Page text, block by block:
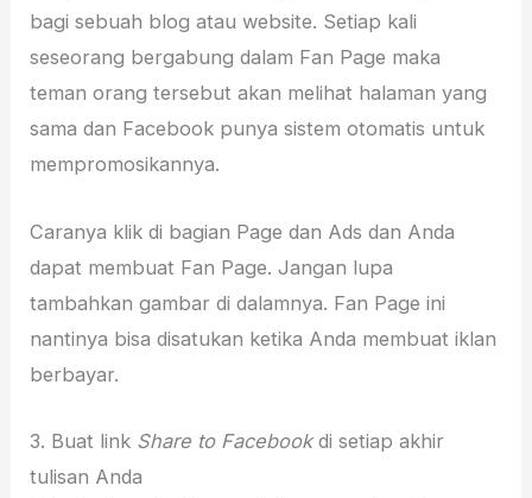
bagi sebuah blog atau website. Setiap kali
seseorang bergabung dalam Fan Page maka
teman orang tersebut akan melihat halaman yang
sama dan Facebook punya sistem otomatis untuk
mempromosikannya.
Caranya klik di bagian Page dan Ads dan Anda
dapat membuat Fan Page. Jangan lupa
tambahkan gambar di dalamnya. Fan Page ini
nantinya bisa disatukan ketika Anda membuat iklan
berbayar.
3. Buat link Share to Facebookdi setiap akhir
tulisan Anda